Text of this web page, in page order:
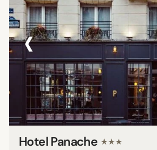
‹
Hotel Panache ★★★